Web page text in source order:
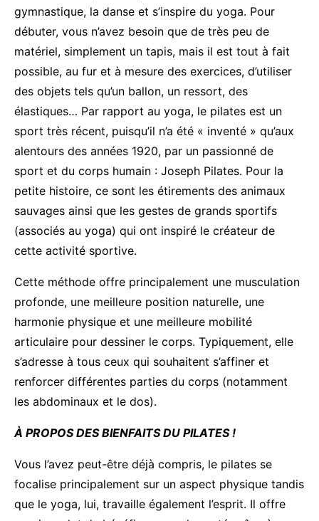
gymnastique, la danse et s’inspire du yoga. Pour
débuter, vous n’avez besoin que de très peu de
matériel, simplement un tapis, mais il est tout à fait
possible, au fur et à mesure des exercices, d’utiliser
des objets tels qu’un ballon, un ressort, des
élastiques… Par rapport au yoga, le pilates est un
sport très récent, puisqu’il n’a été « inventé » qu’aux
alentours des années 1920, par un passionné de
sport et du corps humain : Joseph Pilates. Pour la
petite histoire, ce sont les étirements des animaux
sauvages ainsi que les gestes de grands sportifs
(associés au yoga) qui ont inspiré le créateur de
cette activité sportive.
Cette méthode offre principalement une musculation
profonde, une meilleure position naturelle, une
harmonie physique et une meilleure mobilité
articulaire pour dessiner le corps. Typiquement, elle
s’adresse à tous ceux qui souhaitent s’affiner et
renforcer différentes parties du corps (notamment
les abdominaux et le dos).
À PROPOS DES BIENFAITS DU PILATES !
Vous l’avez peut-être déjà compris, le pilates se
focalise principalement sur un aspect physique tandis
que le yoga, lui, travaille également l’esprit. Il offre